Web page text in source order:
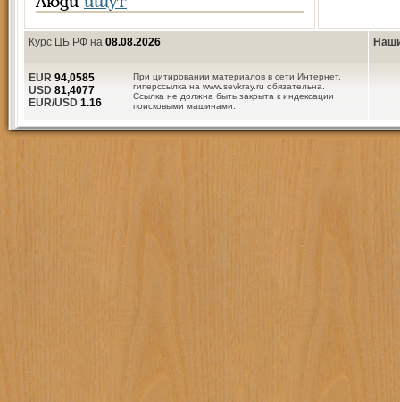
Люди ищут
Курс ЦБ РФ на 08.08.2026
При цитировании материалов в сети Интернет,
гиперссылка на www.sevkray.ru обязательна.
Ссылка не должна быть закрыта к индексации
поисковыми машинами.
EUR 94,0585
USD 81,4077
EUR/USD 1.16